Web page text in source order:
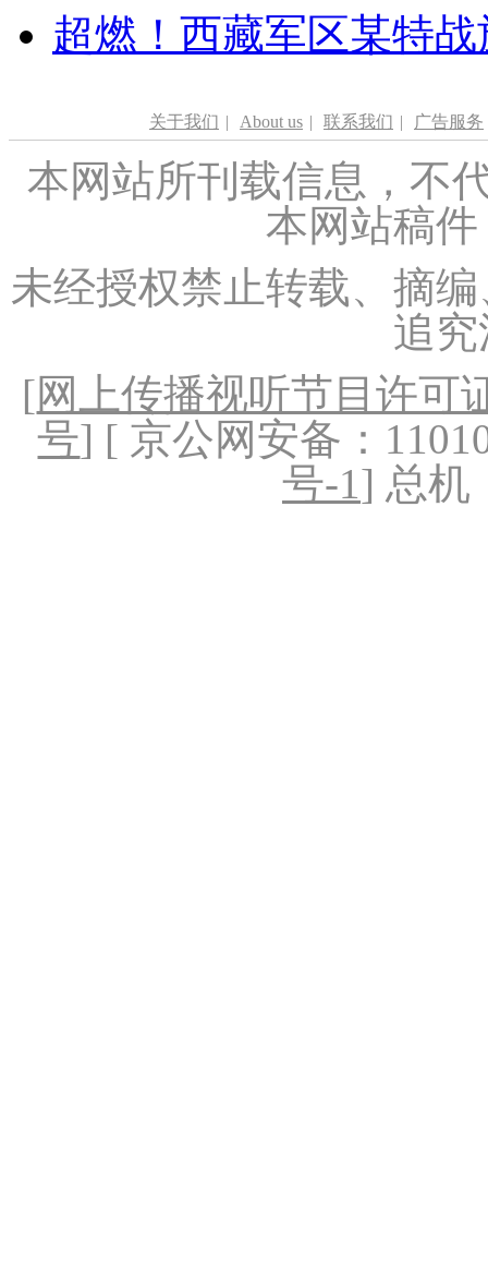
超燃！西藏军区某特
关于我们 | About us | 联系我们 | 广告服务
本网站所刊载信息，不
本网站稿
未经授权禁止转载、摘
追
[网上传播视听节目许可
号] [ 京公网安备：
号-1] 总机